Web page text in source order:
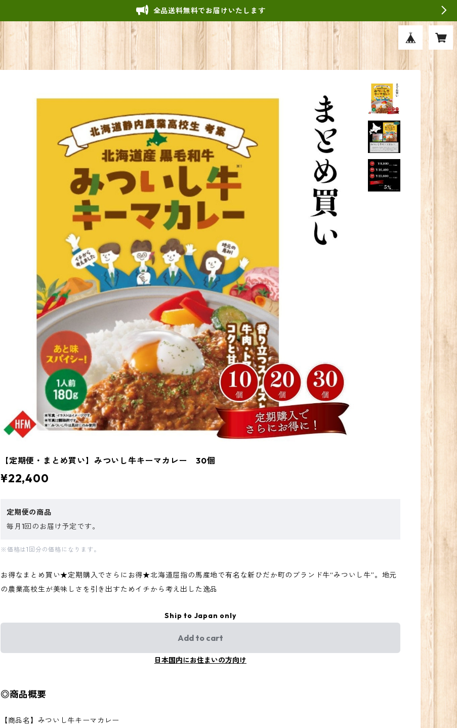
全品送料無料でお届けいたします
【定期便・まとめ買い】みついし牛キーマカレー 30個
¥22,400
定期便の商品
毎月1回のお届け予定です。
※価格は1回分の価格になります。
お得なまとめ買い★定期購入でさらにお得★北海道屈指の馬産地で有名な新ひだか町のブランド牛“みついし牛”。地元
の農業高校生が美味しさを引き出すためイチから考え出した逸品
Ship to Japan only
Add to cart
日本国内にお住まいの方向け
◎商品概要
【商品名】みついし牛キーマカレー